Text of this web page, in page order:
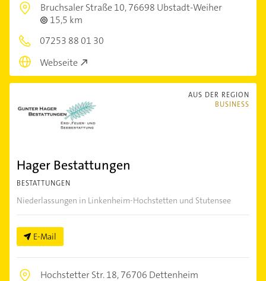
Bruchsaler Straße 10,76698 Ubstadt-Weiher
15,5 km
07253 88 01 30
Webseite
AUS DER REGION
BUSINESS
Hager Bestattungen
BESTATTUNGEN
Niederlassungen in Linkenheim-Hochstetten und Stutensee
E-Mail
Hochstetter Str. 18,76706 Dettenheim